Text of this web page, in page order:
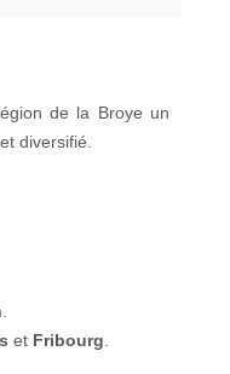
de la Broye un
diversifié.
et Fribourg